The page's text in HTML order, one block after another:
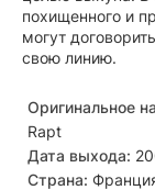
похищенного и
могут
свою линию.
Оригинальное
Rapt
Дата выхода:
Страна: